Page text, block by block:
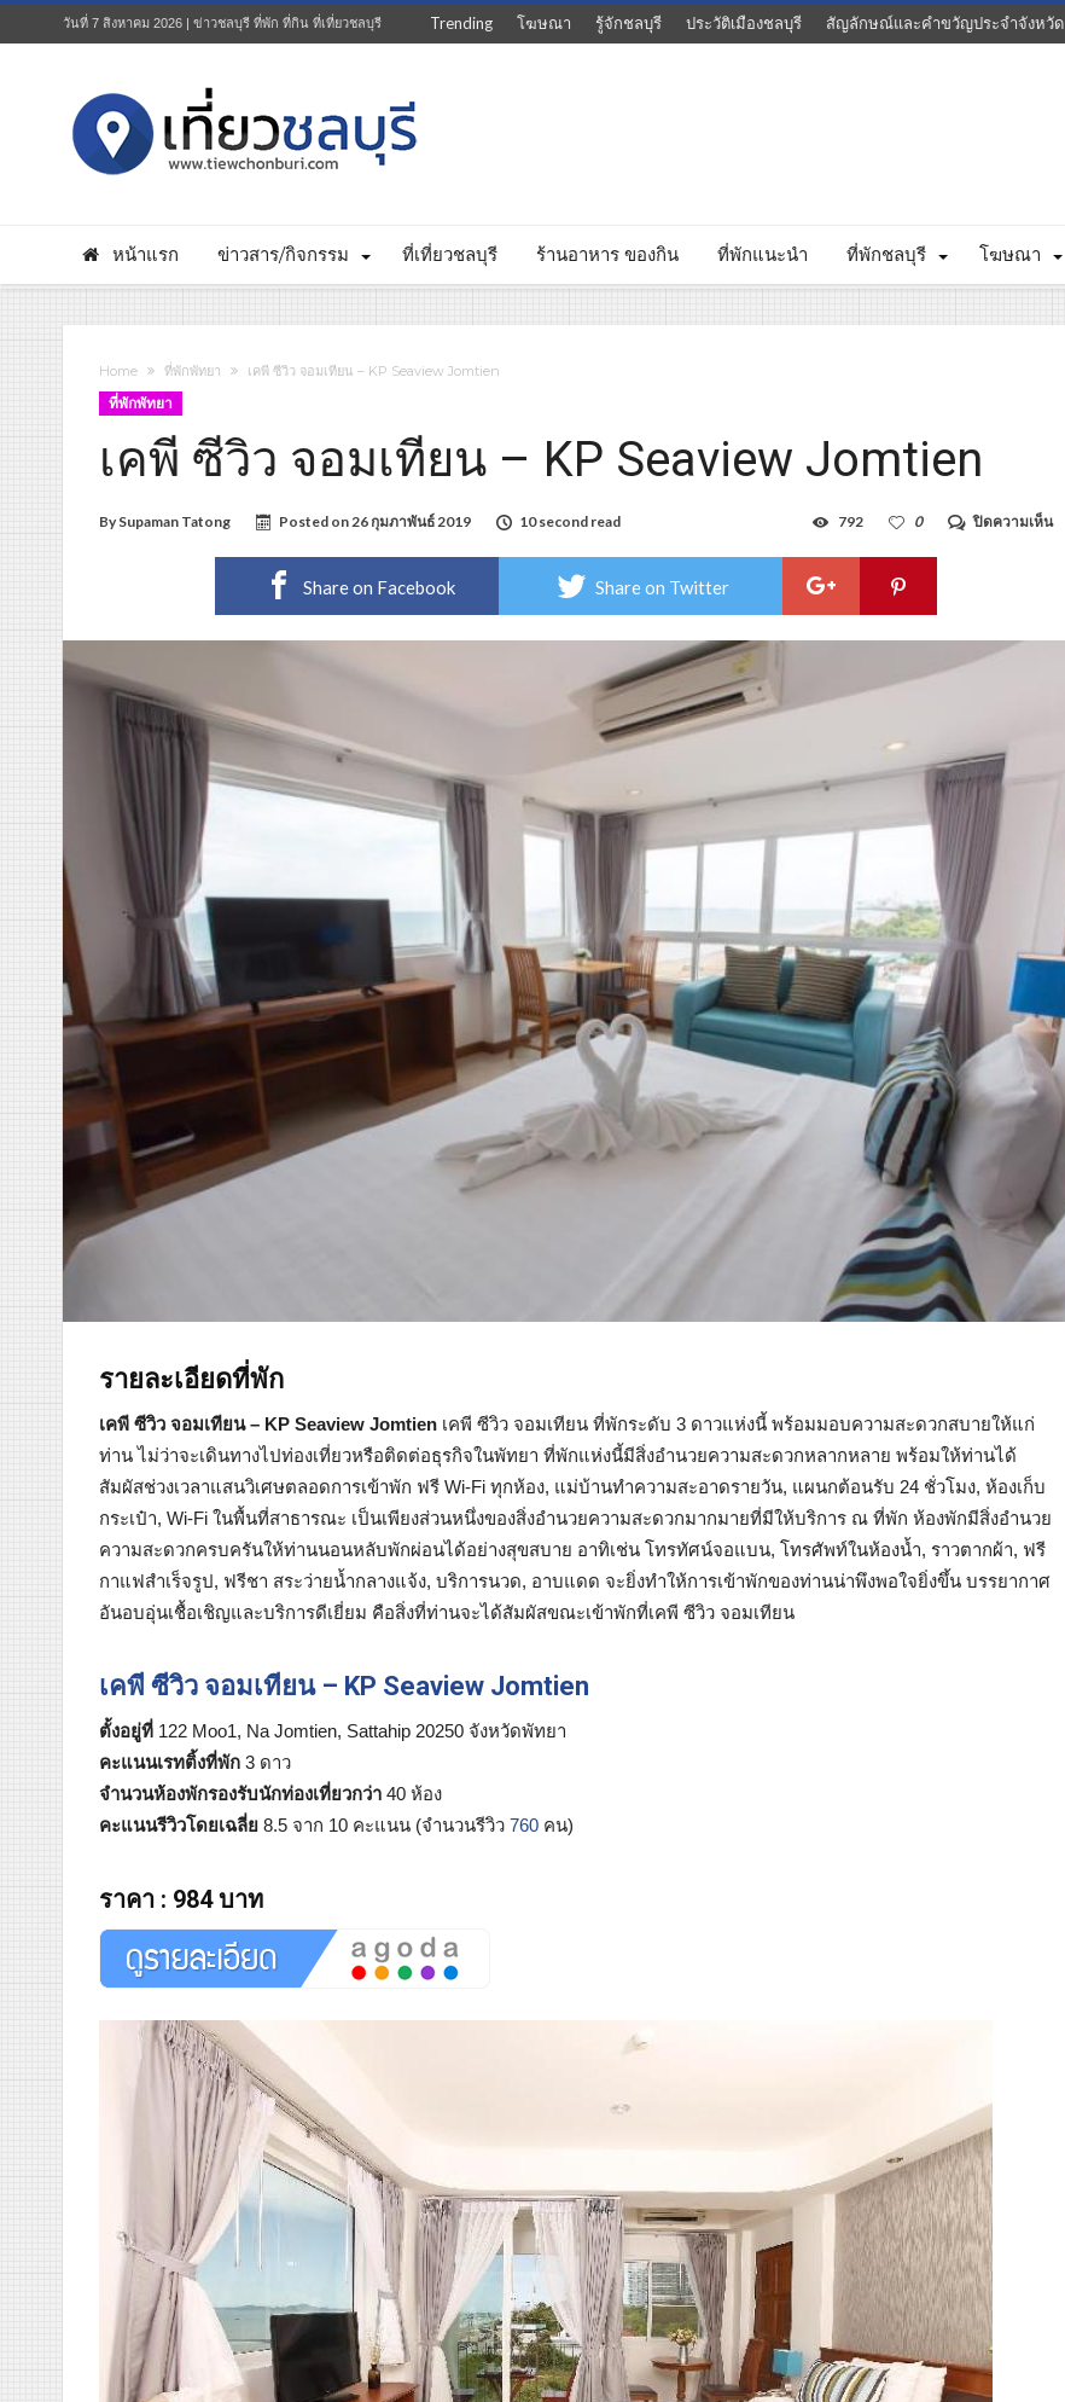
วันที่ 7 สิงหาคม 2026 | ข่าวชลบุรี ที่พัก ที่กิน ที่เที่ยวชลบุรี Trending โฆษณา รู้จักชลบุรี ประวัติเมืองชลบุรี สัญลักษณ์และคำขวัญประจำจังหวัด
หน้าแรก ข่าวสาร/กิจกรรม ที่เที่ยวชลบุรี ร้านอาหาร ของกิน ที่พักแนะนำ ที่พักชลบุรี โฆษณา
Home ที่พักพัทยา เคพี ซีวิว จอมเทียน – KP Seaview Jomtien
ที่พักพัทยา
เคพี ซีวิว จอมเทียน – KP Seaview Jomtien
By Supaman Tatong Posted on26 กุมภาพันธ์ 2019 10 second read ปิดความเห็นบน
–
0
792
Share on Facebook Share on Twitter
รายละเอียดที่พัก
เคพี ซีวิว จอมเทียน – KP Seaview Jomtien เคพี ซีวิว จอมเทียน ที่พักระดับ 3 ดาวแห่งนี้ พร้อมมอบความสะดวกสบายให้แก่
ท่าน ไม่ว่าจะเดินทางไปท่องเที่ยวหรือติดต่อธุรกิจในพัทยา ที่พักแห่งนี้มีสิ่งอำนวยความสะดวกหลากหลาย พร้อมให้ท่านได้
สัมผัสช่วงเวลาแสนวิเศษตลอดการเข้าพัก ฟรี Wi-Fi ทุกห้อง, แม่บ้านทำความสะอาดรายวัน, แผนกต้อนรับ 24 ชั่วโมง, ห้องเก็บ
กระเป๋า, Wi-Fi ในพื้นที่สาธารณะ เป็นเพียงส่วนหนึ่งของสิ่งอำนวยความสะดวกมากมายที่มีให้บริการ ณ ที่พัก ห้องพักมีสิ่งอำนวย
ความสะดวกครบครันให้ท่านนอนหลับพักผ่อนได้อย่างสุขสบาย อาทิเช่น โทรทัศน์จอแบน, โทรศัพท์ในห้องน้ำ, ราวตากผ้า, ฟรี
กาแฟสำเร็จรูป, ฟรีชา สระว่ายน้ำกลางแจ้ง, บริการนวด, อาบแดด จะยิ่งทำให้การเข้าพักของท่านน่าพึงพอใจยิ่งขึ้น บรรยากาศ
อันอบอุ่นเชื้อเชิญและบริการดีเยี่ยม คือสิ่งที่ท่านจะได้สัมผัสขณะเข้าพักที่เคพี ซีวิว จอมเทียน
เคพี ซีวิว จอมเทียน – KP Seaview Jomtien
ตั้งอยู่ที่ 122 Moo1, Na Jomtien, Sattahip 20250 จังหวัดพัทยา
คะแนนเรทติ้งที่พัก 3 ดาว
จำนวนห้องพักรองรับนักท่องเที่ยวกว่า 40 ห้อง
คะแนนรีวิวโดยเฉลี่ย 8.5 จาก 10 คะแนน (จำนวนรีวิว 760 คน)
ราคา : 984 บาท